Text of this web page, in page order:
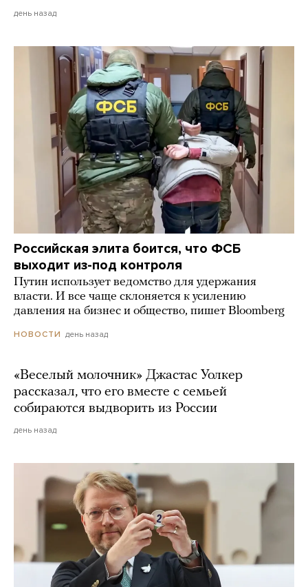
день назад
Российская элита боится, что ФСБ
выходит из-под контроля
Путин использует ведомство для удержания
власти. И все чаще склоняется к усилению
давления на бизнес и общество, пишет Bloomberg
НОВОСТИ день назад
«Веселый молочник» Джастас Уолкер
рассказал, что его вместе с семьей
собираются выдворить из России
день назад